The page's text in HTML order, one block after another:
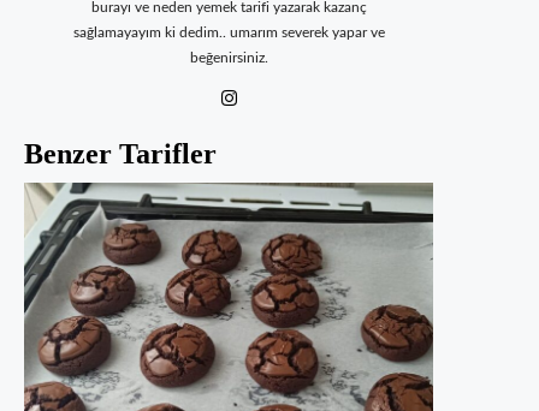
burayı ve neden yemek tarifi yazarak kazanç
sağlamayayım ki dedim.. umarım severek yapar ve
beğenirsiniz.
Benzer Tarifler